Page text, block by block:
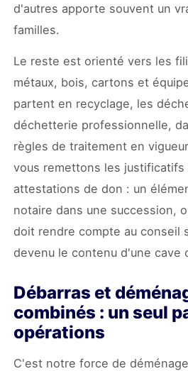
d'autres apporte souvent un
familles.
Le reste est orienté vers les
métaux, bois, cartons et
partent en recyclage, les
déchetterie professionnelle,
règles de traitement en
vous remettons les
attestations de don : un
notaire dans une succession,
doit rendre compte au conseil
devenu le contenu d'une cave
Débarras et
combinés : un seul
opérations
C'est notre force de